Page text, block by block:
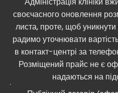
своєчасного оновлення
листа, проте, щоб
радимо уточнювати
в контакт-центрі за
Розміщений прайс не є
надаються на